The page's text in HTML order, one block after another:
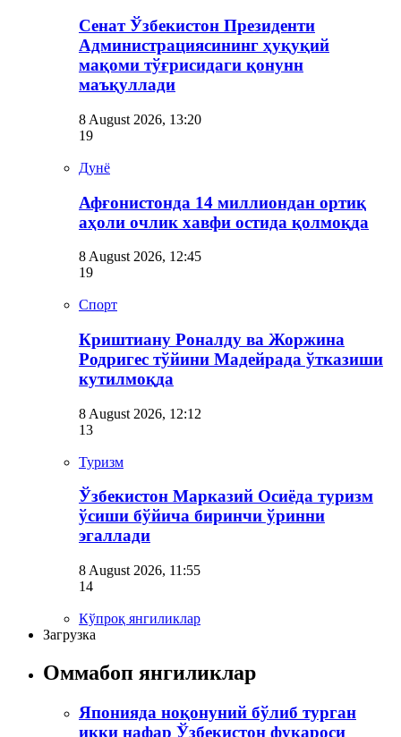
Сенат Ўзбекистон Президенти
Администрациясининг ҳуқуқий
мақоми тўғрисидаги қонунн
маъқуллади
8 August 2026, 13:20
19
Дунё
Афғонистонда 14 миллиондан ортиқ
аҳоли очлик хавфи остида қолмоқда
8 August 2026, 12:45
19
Спорт
Криштиану Роналду ва Жоржина
Родригес тўйини Мадейрада ўтказиши
кутилмоқда
8 August 2026, 12:12
13
Туризм
Ўзбекистон Марказий Осиёда туризм
ўсиши бўйича биринчи ўринни
эгаллади
8 August 2026, 11:55
14
Кўпроқ янгиликлар
Загрузка
Оммабоп янгиликлар
Японияда ноқонуний бўлиб турган
икки нафар Ўзбекистон фуқароси